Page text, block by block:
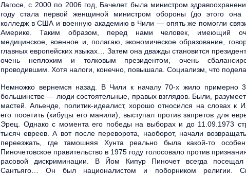
Лагосе, с 2000 по 2006 год, Бачелет была министром
году стала первой женщиной министром обороны (до этого она
колледж в США и военную академию в Чили — опять же помогли
Америке. Таким образом, перед нами человек, имеющий
медицинское, военное и, полагаю, экономическое образование,
главных европейских языках… Затем она дважды становится
очень неплохим и толковым президентом, очень
проводившим. Хотя налоги, конечно, повышала. Социализм, что
Немножко вернемся назад. В Чили к началу 70-х жило примерно
большинстве — люди состоятельные, правых взглядов. Были,
мастей. Альенде, политик-идеалист, хорошо относился на словах к
его посетить (кибуцы его манили), выступал против запретов для
Эрец. Однако с момента его победы на выборах и до 11.09.1973
тысяч евреев. А вот после переворота, наоборот, начали
переезжать, где тамошняя Хунта реально была какой-то
Пиночетовское правительство в 1975 году голосовало против
расовой дискриминации. В Йом Кипур Пиночет всегда посещал
Сантьяго… Он был националистом и поборником религии.